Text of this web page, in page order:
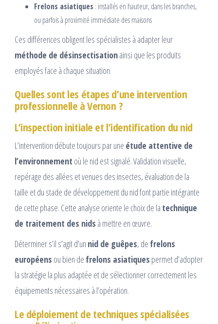
Frelons asiatiques : installés en hauteur, dans les branches,
ou parfois à proximité immédiate des maisons
Ces différences obligent les spécialistes à adapter leur
méthode de désinsectisationainsi que les produits
employés face à chaque situation.
Quelles sont les étapes d’une intervention
professionnelle à Vernon ?
L’inspection initiale et l’identification du nid
L’intervention débute toujours par une étude attentive de
l’environnement où le nid est signalé. Validation visuelle,
repérage des allées et venues des insectes, évaluation de la
taille et du stade de développement du nid font partie intégrante
de cette phase. Cette analyse oriente le choix de la technique
de traitement des nids à mettre en œuvre.
Déterminer s’il s’agit d’un nid de guêpes, de frelons
européens ou bien de frelons asiatiques permet d’adopter
la stratégie la plus adaptée et de sélectionner correctement les
équipements nécessaires à l’opération.
Le déploiement de techniques spécialisées